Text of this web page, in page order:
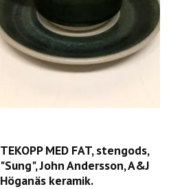
TEKOPP MED FAT, stengods,
"Sung", John Andersson, A&J
Höganäs keramik.